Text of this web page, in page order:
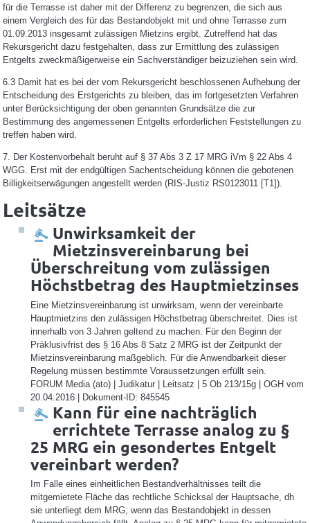
für die Terrasse ist daher mit der Differenz zu begrenzen, die sich aus
einem Vergleich des für das Bestandobjekt mit und ohne Terrasse zum
01.09.2013 insgesamt zulässigen Mietzins ergibt. Zutreffend hat das
Rekursgericht dazu festgehalten, dass zur Ermittlung des zulässigen
Entgelts zweckmäßigerweise ein Sachverständiger beizuziehen sein wird.
6.3 Damit hat es bei der vom Rekursgericht beschlossenen Aufhebung der
Entscheidung des Erstgerichts zu bleiben, das im fortgesetzten Verfahren
unter Berücksichtigung der oben genannten Grundsätze die zur
Bestimmung des angemessenen Entgelts erforderlichen Feststellungen zu
treffen haben wird.
7. Der Kostenvorbehalt beruht auf § 37 Abs 3 Z 17 MRG iVm § 22 Abs 4
WGG. Erst mit der endgültigen Sachentscheidung können die gebotenen
Billigkeitserwägungen angestellt werden (RIS-Justiz RS0123011 [T1]).
Leitsätze
Unwirksamkeit der
Mietzinsvereinbarung bei
Überschreitung vom zulässigen
Höchstbetrag des Hauptmietzinses
Eine Mietzinsvereinbarung ist unwirksam, wenn der vereinbarte
Hauptmietzins den zulässigen Höchstbetrag überschreitet. Dies ist
innerhalb von 3 Jahren geltend zu machen. Für den Beginn der
Präklusivfrist des § 16 Abs 8 Satz 2 MRG ist der Zeitpunkt der
Mietzinsvereinbarung maßgeblich. Für die Anwendbarkeit dieser
Regelung müssen bestimmte Voraussetzungen erfüllt sein.
FORUM Media (ato) | Judikatur | Leitsatz | 5 Ob 213/15g | OGH vom
20.04.2016 | Dokument-ID: 845545
Kann für eine nachträglich
errichtete Terrasse analog zu §
25 MRG ein gesondertes Entgelt
vereinbart werden?
Im Falle eines einheitlichen Bestandverhältnisses teilt die
mitgemietete Fläche das rechtliche Schicksal der Hauptsache, dh
sie unterliegt dem MRG, wenn das Bestandobjekt in dessen